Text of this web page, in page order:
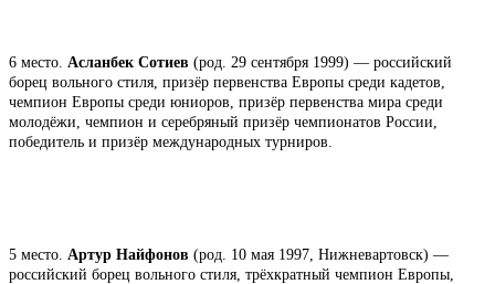
6 место. Асланбек Сотиев (род. 29 сентября 1999) — российский
борец вольного стиля, призёр первенства Европы среди кадетов,
чемпион Европы среди юниоров, призёр первенства мира среди
молодёжи, чемпион и серебряный призёр чемпионатов России,
победитель и призёр международных турниров.
5 место. Артур Найфонов (род. 10 мая 1997, Нижневартовск) —
российский борец вольного стиля, трёхкратный чемпион Европы,